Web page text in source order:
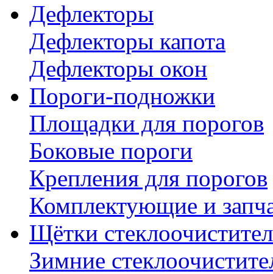
Дефлекторы
Дефлекторы капота
Дефлекторы окон
Пороги-подножки
Площадки для порогов
Боковые пороги
Крепления для порогов
Комплектующие и
Щётки
Зимние